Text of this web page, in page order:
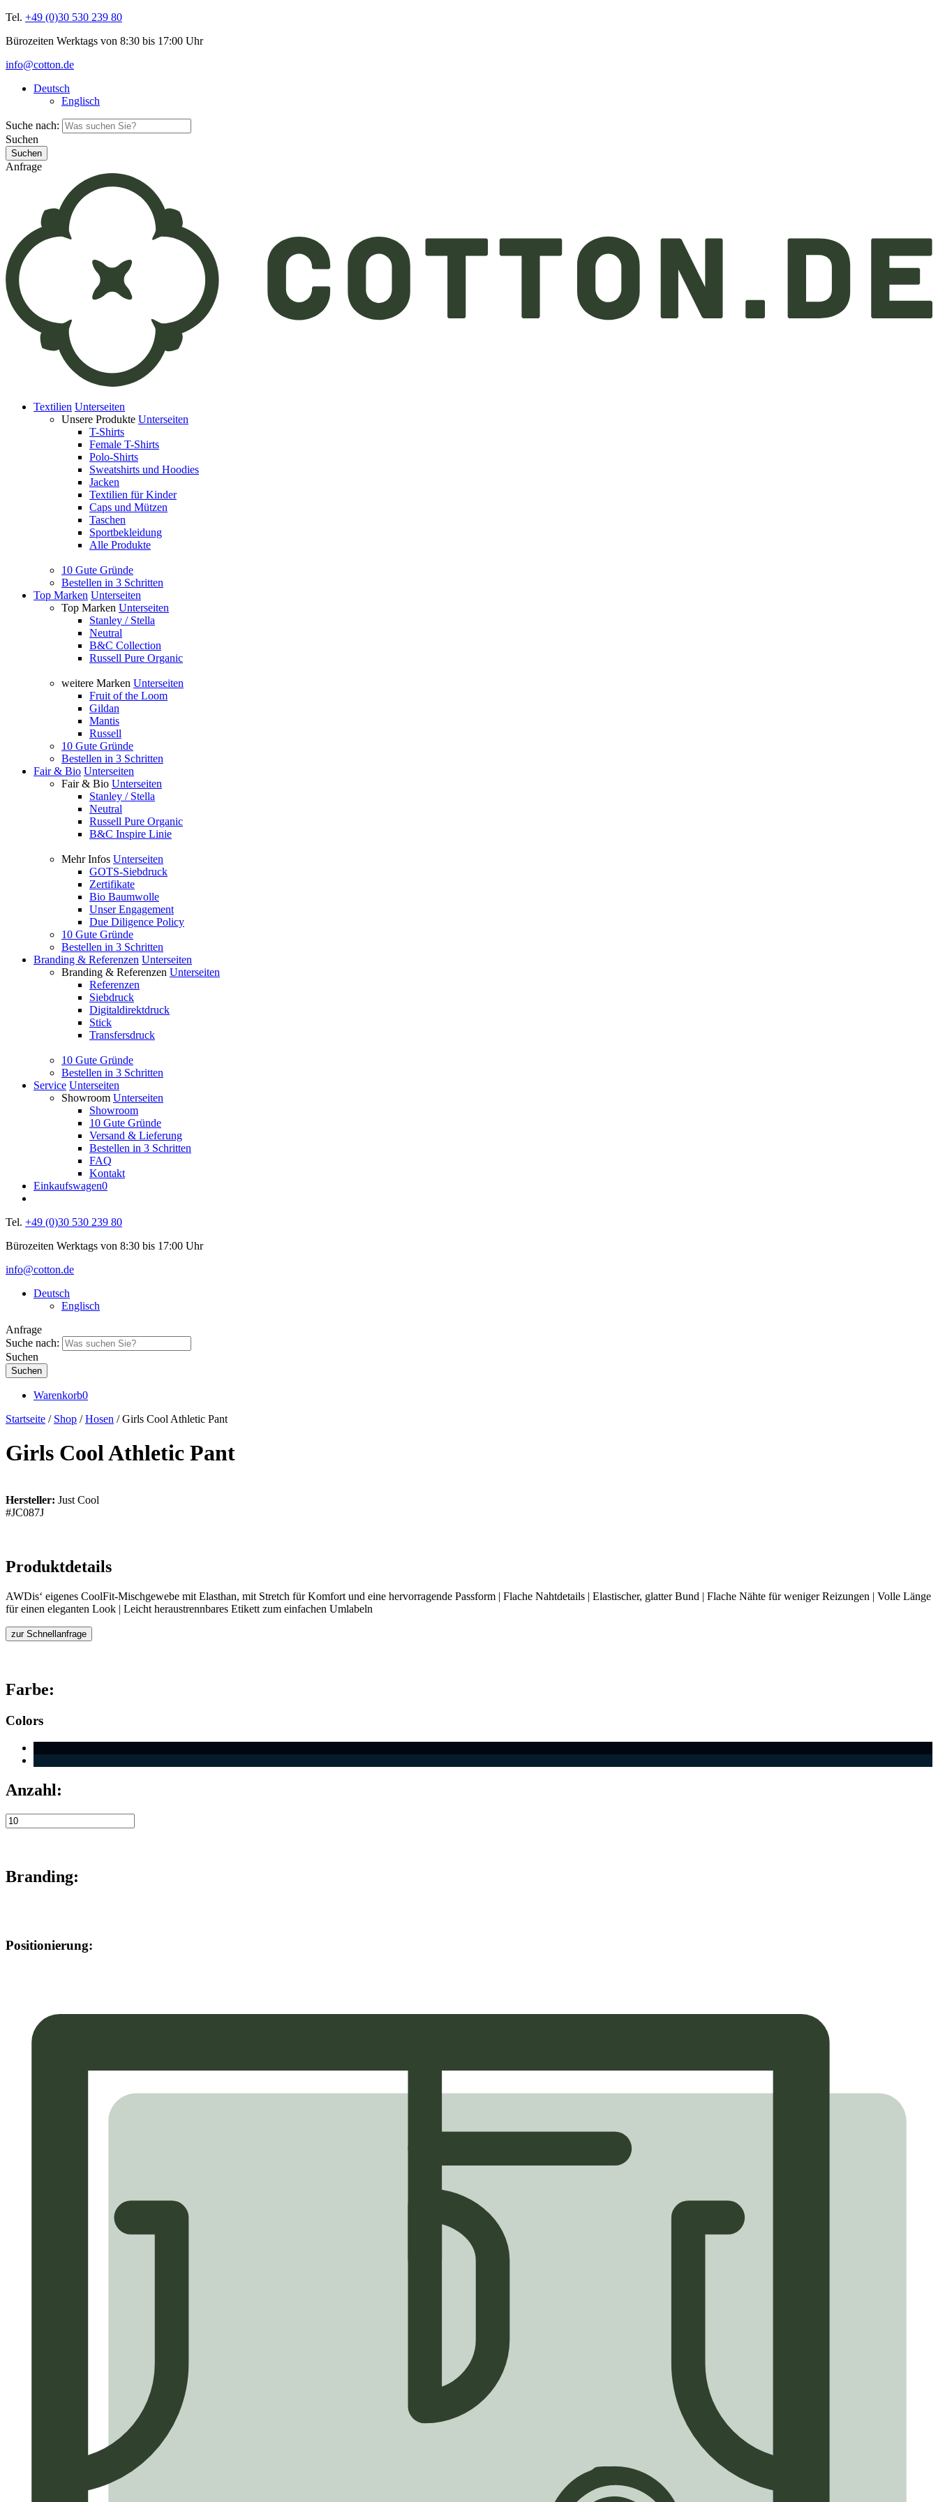
Tel. +49 (0)30 530 239 80
Bürozeiten Werktags von 8:30 bis 17:00 Uhr
info@cotton.de
Deutsch
Englisch
Suche nach:
Suchen
Anfrage
Textilien Unterseiten
Unsere Produkte Unterseiten
T-Shirts
Female T-Shirts
Polo-Shirts
Sweatshirts und Hoodies
Jacken
Textilien für Kinder
Caps und Mützen
Taschen
Sportbekleidung
Alle Produkte
10 Gute Gründe
Bestellen in 3 Schritten
Top Marken Unterseiten
Top Marken Unterseiten
Stanley / Stella
Neutral
B&C Collection
Russell Pure Organic
weitere Marken Unterseiten
Fruit of the Loom
Gildan
Mantis
Russell
10 Gute Gründe
Bestellen in 3 Schritten
Fair & Bio Unterseiten
Fair & Bio Unterseiten
Stanley / Stella
Neutral
Russell Pure Organic
B&C Inspire Linie
Mehr Infos Unterseiten
GOTS-Siebdruck
Zertifikate
Bio Baumwolle
Unser Engagement
Due Diligence Policy
10 Gute Gründe
Bestellen in 3 Schritten
Branding & Referenzen Unterseiten
Branding & Referenzen Unterseiten
Referenzen
Siebdruck
Digitaldirektdruck
Stick
Transfersdruck
10 Gute Gründe
Bestellen in 3 Schritten
Service Unterseiten
Showroom Unterseiten
Showroom
10 Gute Gründe
Versand & Lieferung
Bestellen in 3 Schritten
FAQ
Kontakt
Einkaufswagen0
Tel. +49 (0)30 530 239 80
Bürozeiten Werktags von 8:30 bis 17:00 Uhr
info@cotton.de
Deutsch
Englisch
Anfrage
Suche nach:
Suchen
Warenkorb0
Startseite / Shop /Hosen / Girls Cool Athletic Pant
Girls Cool Athletic Pant
Hersteller: Just Cool
#JC087J
Produktdetails
AWDis‘ eigenes CoolFit-Mischgewebe mit Elasthan, mit Stretch für Komfort und eine hervorragende Passform | Flache Nahtdetails | Elastischer, glatter Bund | Flache Nähte für weniger Reizungen | Volle Länge
für einen eleganten Look | Leicht heraustrennbares Etikett zum einfachen Umlabeln
zur Schnellanfrage
Farbe:
Colors
Anzahl:
Branding:
Positionierung: